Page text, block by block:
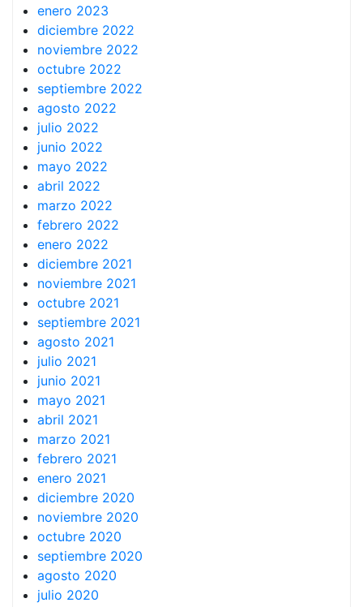
enero 2023
diciembre 2022
noviembre 2022
octubre 2022
septiembre 2022
agosto 2022
julio 2022
junio 2022
mayo 2022
abril 2022
marzo 2022
febrero 2022
enero 2022
diciembre 2021
noviembre 2021
octubre 2021
septiembre 2021
agosto 2021
julio 2021
junio 2021
mayo 2021
abril 2021
marzo 2021
febrero 2021
enero 2021
diciembre 2020
noviembre 2020
octubre 2020
septiembre 2020
agosto 2020
julio 2020